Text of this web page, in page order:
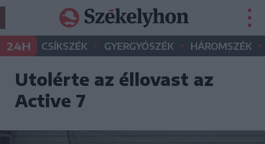
24H CSÍKSZÉK • GYERGYÓSZÉK • HÁROMSZÉK •
Utolérte az éllovast az
Active 7